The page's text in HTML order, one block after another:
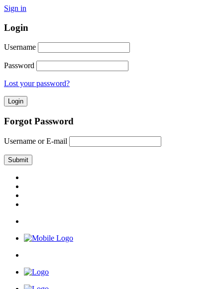
Sign in
Login
Username
Password
Lost your password?
Forgot Password
Username or E-mail